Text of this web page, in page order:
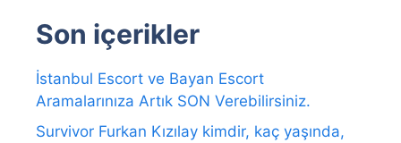
Son içerikler
İstanbul Escort ve Bayan Escort
Aramalarınıza Artık SON Verebilirsiniz.
Survivor Furkan Kızılay kimdir, kaç yaşında,